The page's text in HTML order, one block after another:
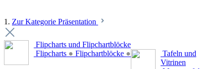
1. Zur Kategorie Präsentation
Flipcharts und Flipchartblöcke
Flipcharts ● Flipchartblöcke ●
Tafeln und
Vitrinen